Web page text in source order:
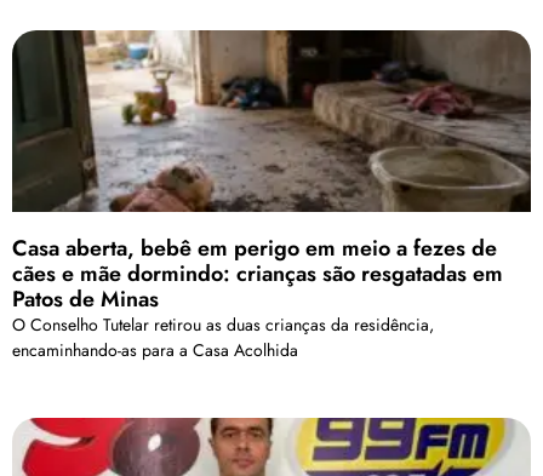
Casa aberta, bebê em perigo em meio a fezes de
cães e mãe dormindo: crianças são resgatadas em
Patos de Minas
O Conselho Tutelar retirou as duas crianças da residência,
encaminhando-as para a Casa Acolhida